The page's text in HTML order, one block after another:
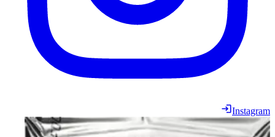
Instagram